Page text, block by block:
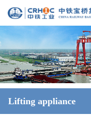
Lifting appliance